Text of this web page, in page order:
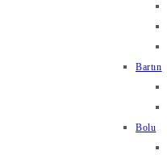
Bartın
Bolu